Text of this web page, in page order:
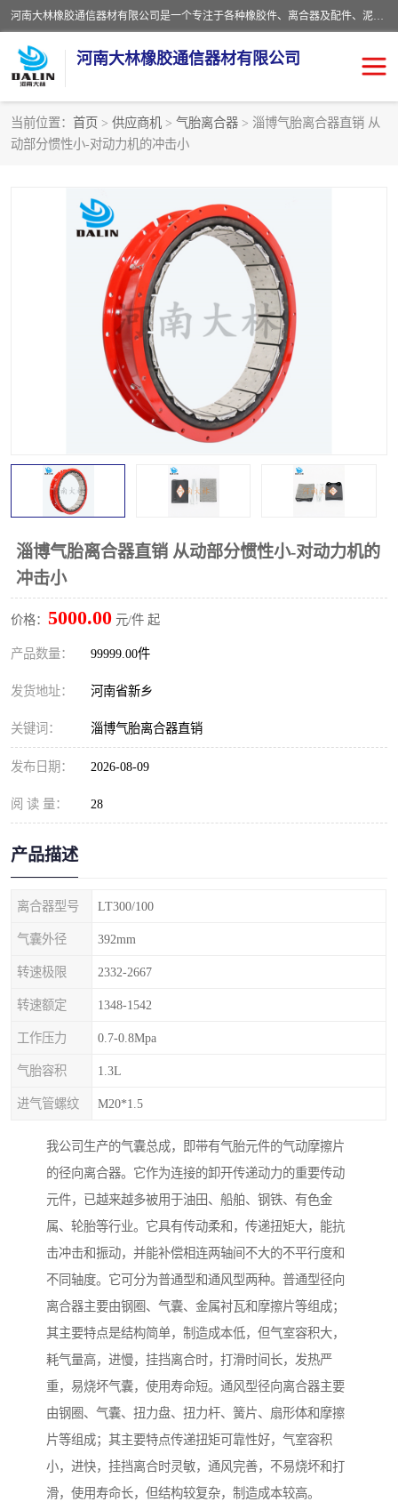
河南大林橡胶通信器材有限公司是一个专注于各种橡胶件、离合器及配件、泥浆泵及配件等产品设计制造和加工的企业。产品应用于矿山、冶金、石油、钢铁、化工、水泥、船舶、造纸、通用机械等各种大功率机械传动或制动装置。
河南大林橡胶通信器材有限公司
当前位置： 首页 > 供应商机 > 气胎离合器 > 淄博气胎离合器直销 从
动部分惯性小-对动力机的冲击小
淄博气胎离合器直销 从动部分惯性小-对动力机的
冲击小
价格： 5000.00 元/件 起
产品数量： 99999.00件
发货地址： 河南省新乡
关键词： 淄博气胎离合器直销
发布日期： 2026-08-09
阅 读 量： 28
产品描述
离合器型号 LT300/100
气囊外径 392mm
转速极限 2332-2667
转速额定 1348-1542
工作压力 0.7-0.8Mpa
气胎容积 1.3L
进气管螺纹 M20*1.5
我公司生产的气囊总成，即带有气胎元件的气动摩擦片
的径向离合器。它作为连接的卸开传递动力的重要传动
元件，已越来越多被用于油田、船舶、钢铁、有色金
属、轮胎等行业。它具有传动柔和，传递扭矩大，能抗
击冲击和振动，并能补偿相连两轴间不大的不平行度和
不同轴度。它可分为普通型和通风型两种。普通型径向
离合器主要由钢圈、气囊、金属衬瓦和摩擦片等组成；
其主要特点是结构简单，制造成本低，但气室容积大，
耗气量高，进慢，挂挡离合时，打滑时间长，发热严
重，易烧坏气囊，使用寿命短。通风型径向离合器主要
由钢圈、气囊、扭力盘、扭力杆、簧片、扇形体和摩擦
片等组成；其主要特点传递扭矩可靠性好，气室容积
小，进快，挂挡离合时灵敏，通风完善，不易烧坏和打
滑，使用寿命长，但结构较复杂，制造成本较高。
推盘离合器
VC离合器
PO隔膜离合器 气胎离合器
泥浆泵空气包胶囊 气动元件
DY隔膜式离合器 CB离合器
实芯轮胎
联轴器